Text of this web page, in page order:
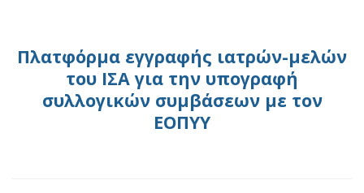
Πλατφόρμα εγγραφής ιατρών-μελών
του ΙΣΑ για την υπογραφή
συλλογικών συμβάσεων με τον
ΕΟΠΥΥ